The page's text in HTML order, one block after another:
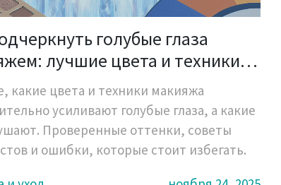
голубые глаза
лучшие цвета и техники
контраста
какие цвета и техники макияжа
усиливают голубые глаза, а какие
Проверенные оттенки, советы
и ошибки, которые стоит избегать.